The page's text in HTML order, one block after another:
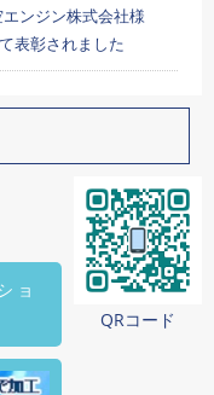
ンジン株式会社様
表彰されました
ョ
QRコード